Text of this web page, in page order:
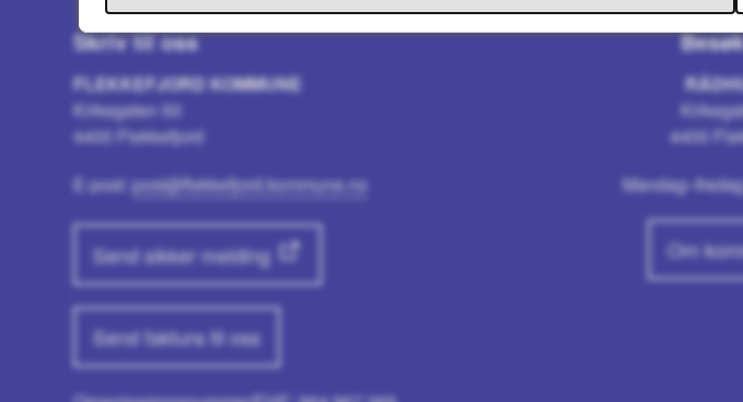
Skriv til oss
FLEKKEFJORD KOMMUNE
Kirkegaten 50
4400 Flekkefjord
E-post:post@flekkefjord.kommune.no
Send sikker melding
Send faktura til oss
4400
Om